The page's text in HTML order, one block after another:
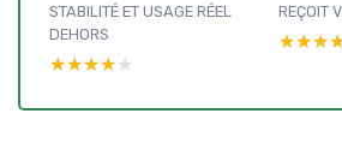
STABILITÉ ET USAGE RÉEL
DEHORS
★★★★★
★★★★★
REÇOIT